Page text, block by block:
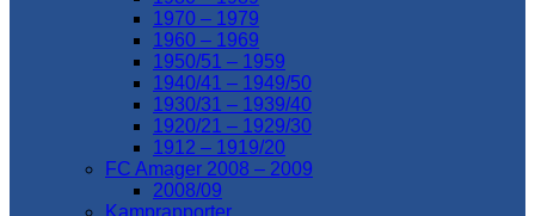
1970 – 1979
1960 – 1969
1950/51 – 1959
1940/41 – 1949/50
1930/31 – 1939/40
1920/21 – 1929/30
1912 – 1919/20
FC Amager 2008 – 2009
2008/09
Kamprapporter